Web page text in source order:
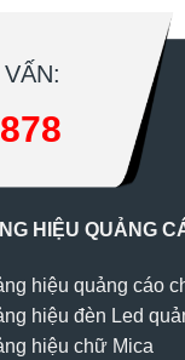
HIỆU QUẢNG
hiệu quảng cáo
hiệu đèn Led
hiệu chữ Mica